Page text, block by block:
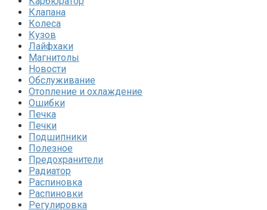
Клапана
Колеса
Кузов
Лайфхаки
Магнитолы
Новости
Обслуживание
Отопление и охлаждение
Ошибки
Печка
Печки
Подшипники
Полезное
Предохранители
Радиатор
Распиновка
Распиновки
Регулировка